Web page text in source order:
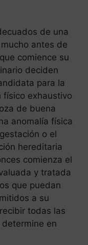
de una
antes de
comience su
deciden
para la
físico exhaustivo
de buena
anomalía física
o el
hereditaria
comienza el
y tratada
que puedan
a su
todas las
en